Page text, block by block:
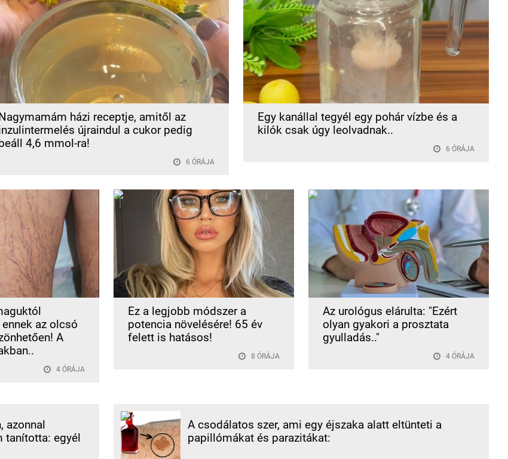
házi receptje, amitől az
újraindul a cukor pedig
4,6 mmol-ra!
6 ÓRÁJA
Egy kanállal tegyél egy pohár vízbe és a
kilók csak úgy leolvadnak..
6 ÓRÁJA
az olcsó
A
4 ÓRÁJA
Ez a legjobb módszer a
potencia növelésére! 65 év
felett is hatásos!
8 ÓRÁJA
Az urológus elárulta: "Ezért
olyan gyakori a prosztata
gyulladás.."
4 ÓRÁJA
azonnal
tanította: egyél
A csodálatos szer, ami egy éjszaka alatt eltünteti a
papillómákat és parazitákat: